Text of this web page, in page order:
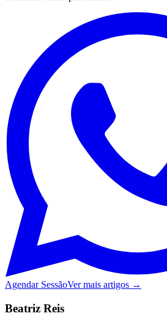
Agendar SessãoVer mais artigos →
Beatriz Reis